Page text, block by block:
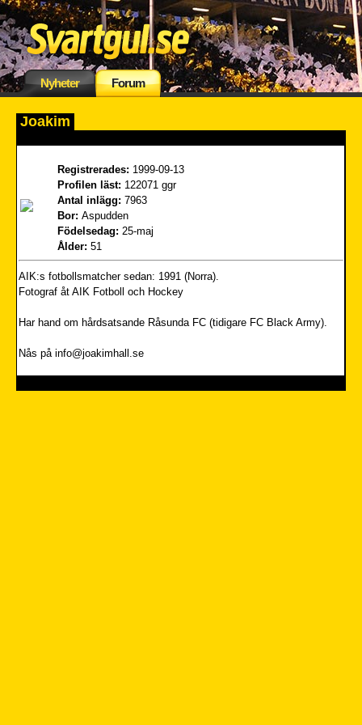
Nyheter Forum
Joakim
Registrerades: 1999-09-13
Profilen läst: 122071 ggr
Antal inlägg: 7963
Bor: Aspudden
Födelsedag: 25-maj
Ålder: 51
AIK:s fotbollsmatcher sedan: 1991 (Norra).
Fotograf åt AIK Fotboll och Hockey
Har hand om hårdsatsande Råsunda FC (tidigare FC Black Army).
Nås på info@joakimhall.se